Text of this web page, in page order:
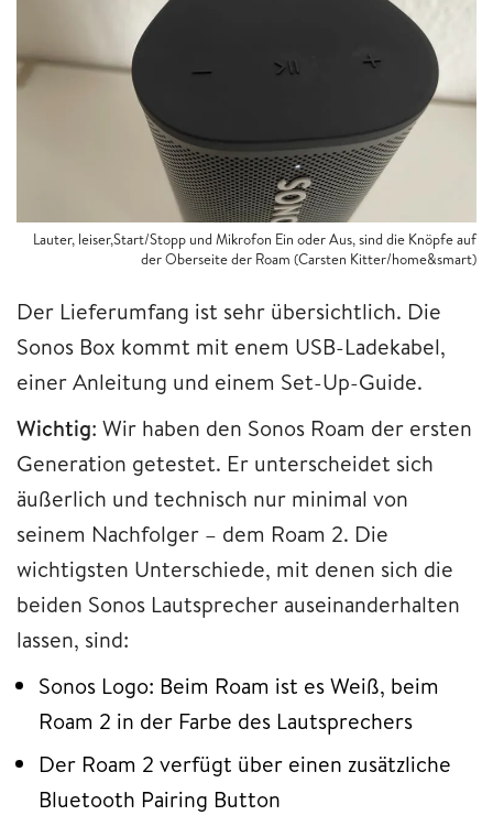
Lauter, leiser,Start/Stopp und Mikrofon Ein oder Aus, sind die Knöpfe auf
der Oberseite der Roam (Carsten Kitter/home&smart)
Der Lieferumfang ist sehr übersichtlich. Die
Sonos Box kommt mit enem USB-Ladekabel,
einer Anleitung und einem Set-Up-Guide.
Wichtig: Wir haben den Sonos Roam der ersten
Generation getestet. Er unterscheidet sich
äußerlich und technisch nur minimal von
seinem Nachfolger – dem Roam 2. Die
wichtigsten Unterschiede, mit denen sich die
beiden Sonos Lautsprecher auseinanderhalten
lassen, sind:
Sonos Logo: Beim Roam ist es Weiß, beim
Roam 2 in der Farbe des Lautsprechers
Der Roam 2 verfügt über einen zusätzliche
Bluetooth Pairing Button